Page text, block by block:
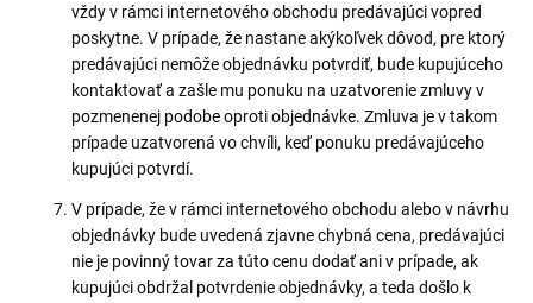
vždy v rámci internetového obchodu predávajúci vopred
poskytne. V prípade, že nastane akýkoľvek dôvod, pre ktorý
predávajúci nemôže objednávku potvrdiť, bude kupujúceho
kontaktovať a zašle mu ponuku na uzatvorenie zmluvy v
pozmenenej podobe oproti objednávke. Zmluva je v takom
prípade uzatvorená vo chvíli, keď ponuku predávajúceho
kupujúci potvrdí.
V prípade, že v rámci internetového obchodu alebo v návrhu
objednávky bude uvedená zjavne chybná cena, predávajúci
nie je povinný tovar za túto cenu dodať ani v prípade, ak
kupujúci obdržal potvrdenie objednávky, a teda došlo k